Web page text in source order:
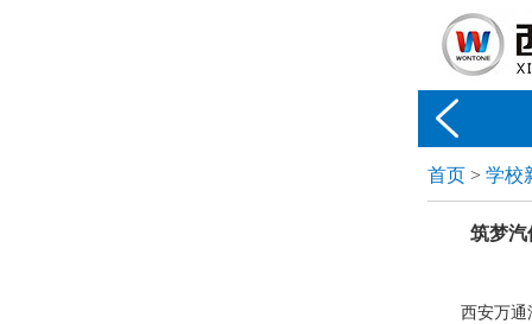

首页 > 学校
筑梦
西安万通